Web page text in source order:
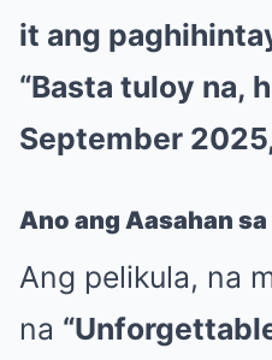
it ang
“Basta tuloy na,
September
Ano ang Aasahan
Ang pelikula, na
na